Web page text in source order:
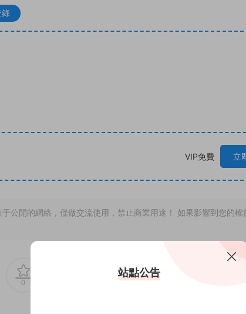
錄
VIP免費 立
公開的網絡，僅做交流使用，禁止商業用途！ 如果影響到您的權
0
站點公告